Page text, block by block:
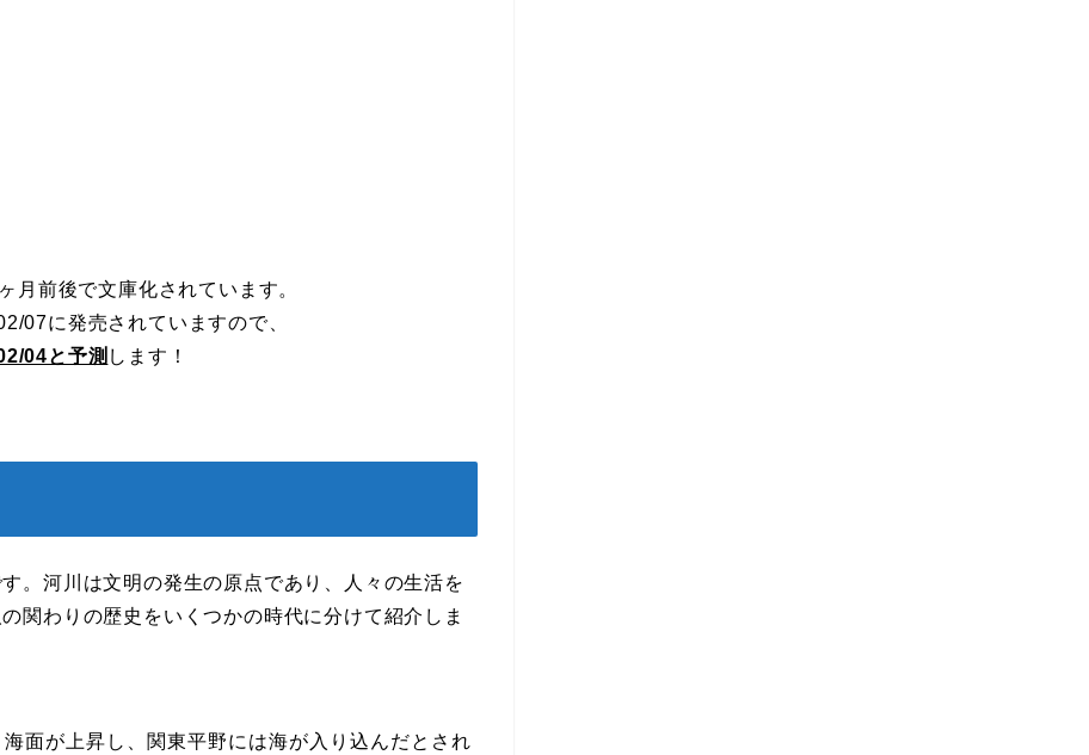
月前後で文庫化されています。
07に発売されていますので、
04と予測 します！
。河川は文明の発生の原点であり、人々の生活を
関わりの歴史をいくつかの時代に分けて紹介しま
面が上昇し、関東平野には海が入り込んだとされ